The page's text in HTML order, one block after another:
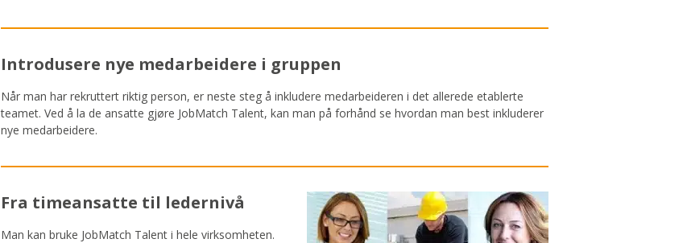
Introdusere nye medarbeidere i gruppen
Når man har rekruttert riktig person, er neste steg å inkludere medarbeideren i det allerede etablerte
teamet. Ved å la de ansatte gjøre JobMatch Talent, kan man på forhånd se hvordan man best inkluderer
nye medarbeidere.
Fra timeansatte til ledernivå
Man kan bruke JobMatch Talent i hele virksomheten.